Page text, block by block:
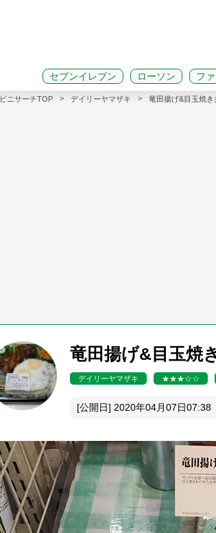
セブンイレブン ローソン フ
ニサーチTOP > デイリーヤマザキ > 竜田揚げ&目玉焼き
竜田揚げ&目玉焼
デイリーヤマザキ ★★★☆☆
[公開日] 2020年04月07日